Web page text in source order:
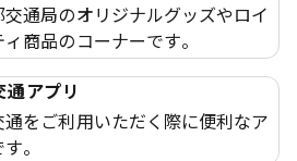
交通局のオリジナルグッズやロイ
商品のコーナーです。
通アプリ
通をご利用いただく際に便利なア
。